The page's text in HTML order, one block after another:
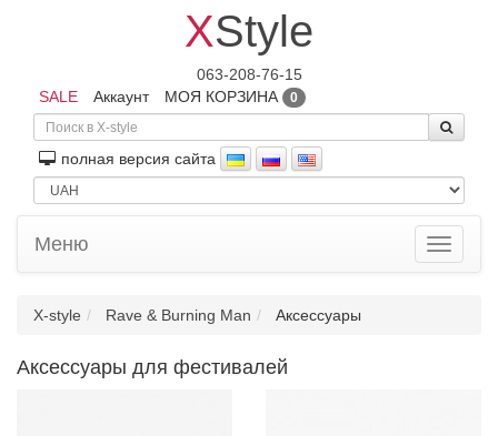
XStyle
063-208-76-15
SALE
Аккаунт МОЯ КОРЗИНА 0
полная версия сайта
Toggle
Меню
X-style Rave & Burning Man Аксессуары
Аксессуары для фестивалей